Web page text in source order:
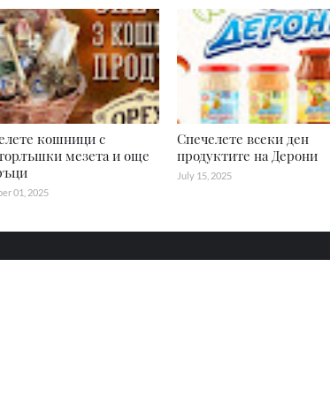
кошници с
мезета и още
01, 2025
Спечелете всеки ден
продуктите на Дерони
July 15, 2025